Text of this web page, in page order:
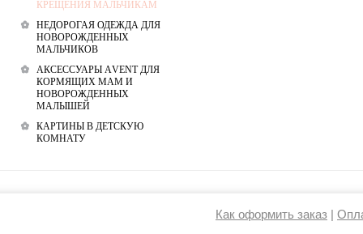
КРЕЩЕНИЯ МАЛЬЧИКАМ
НЕДОРОГАЯ ОДЕЖДА ДЛЯ
НОВОРОЖДЕННЫХ
МАЛЬЧИКОВ
АКСЕССУАРЫ АVENT ДЛЯ
КОРМЯЩИХ МАМ И
НОВОРОЖДЕННЫХ
МАЛЫШЕЙ
КАРТИНЫ В ДЕТСКУЮ
КОМНАТУ
Как оформить заказ |